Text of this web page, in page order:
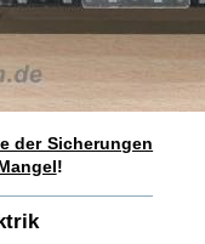
der Sicherungen
!